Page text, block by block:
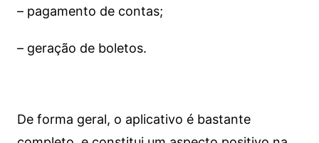
– pagamento de contas;
– geração de boletos.
De forma geral, o aplicativo é bastante